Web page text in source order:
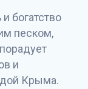
богатство
песком,
и
Крыма.